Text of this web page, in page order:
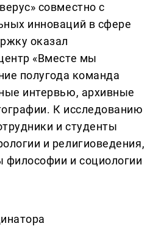
совместно с
инноваций в сфере
оказал
«Вместе мы
полугода команда
интервью, архивные
К исследованию
и студенты
и религиоведения,
и социологии